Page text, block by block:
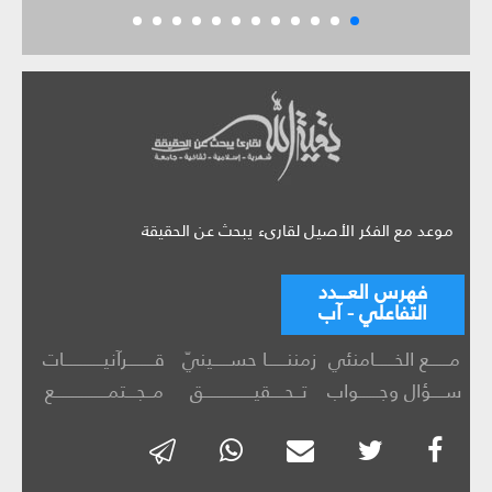
موعد مع الفكر الأصيل لقارىء يبحث عن الحقيقة
فهرس العـــدد
التفاعلي - آب
مــــــع الخــــــامنئي زمننــــــا حســـــينيّ
قــــــــرآنيــــــــــــات
ســــؤال وجــــــواب
تــحــــقيـــــــــــــــق مــجـــتمــــــــــــــــع